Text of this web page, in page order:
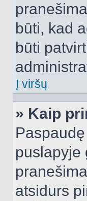
būti, kad
būti
Į viršų
» Kaip
puslapyje
atsidurs